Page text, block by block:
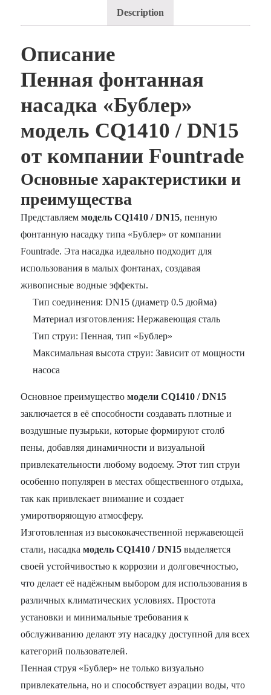
Description
Описание
Пенная фонтанная
насадка «Бублер»
модель CQ1410 / DN15
от компании Fountrade
Основные характеристики и
преимущества
Представляеммодель CQ1410 / DN15, пенную
фонтанную насадку типа «Бублер» от компании
Fountrade. Эта насадка идеально подходит для
использования в малых фонтанах, создавая
живописные водные эффекты.
Тип соединения: DN15 (диаметр 0.5 дюйма)
Материал изготовления: Нержавеющая сталь
Тип струи: Пенная, тип «Бублер»
Максимальная высота струи: Зависит от мощности
насоса
Основное преимуществомодели CQ1410 / DN15
заключается в её способности создавать плотные и
воздушные пузырьки, которые формируют столб
пены, добавляя динамичности и визуальной
привлекательности любому водоему. Этот тип струи
особенно популярен в местах общественного отдыха,
так как привлекает внимание и создает
умиротворяющую атмосферу.
Изготовленная из высококачественной нержавеющей
стали, насадкамодель CQ1410 / DN15 выделяется
своей устойчивостью к коррозии и долговечностью,
что делает её надёжным выбором для использования в
различных климатических условиях. Простота
установки и минимальные требования к
обслуживанию делают эту насадку доступной для всех
категорий пользователей.
Пенная струя «Бублер» не только визуально
привлекательна, но и способствует аэрации воды, что